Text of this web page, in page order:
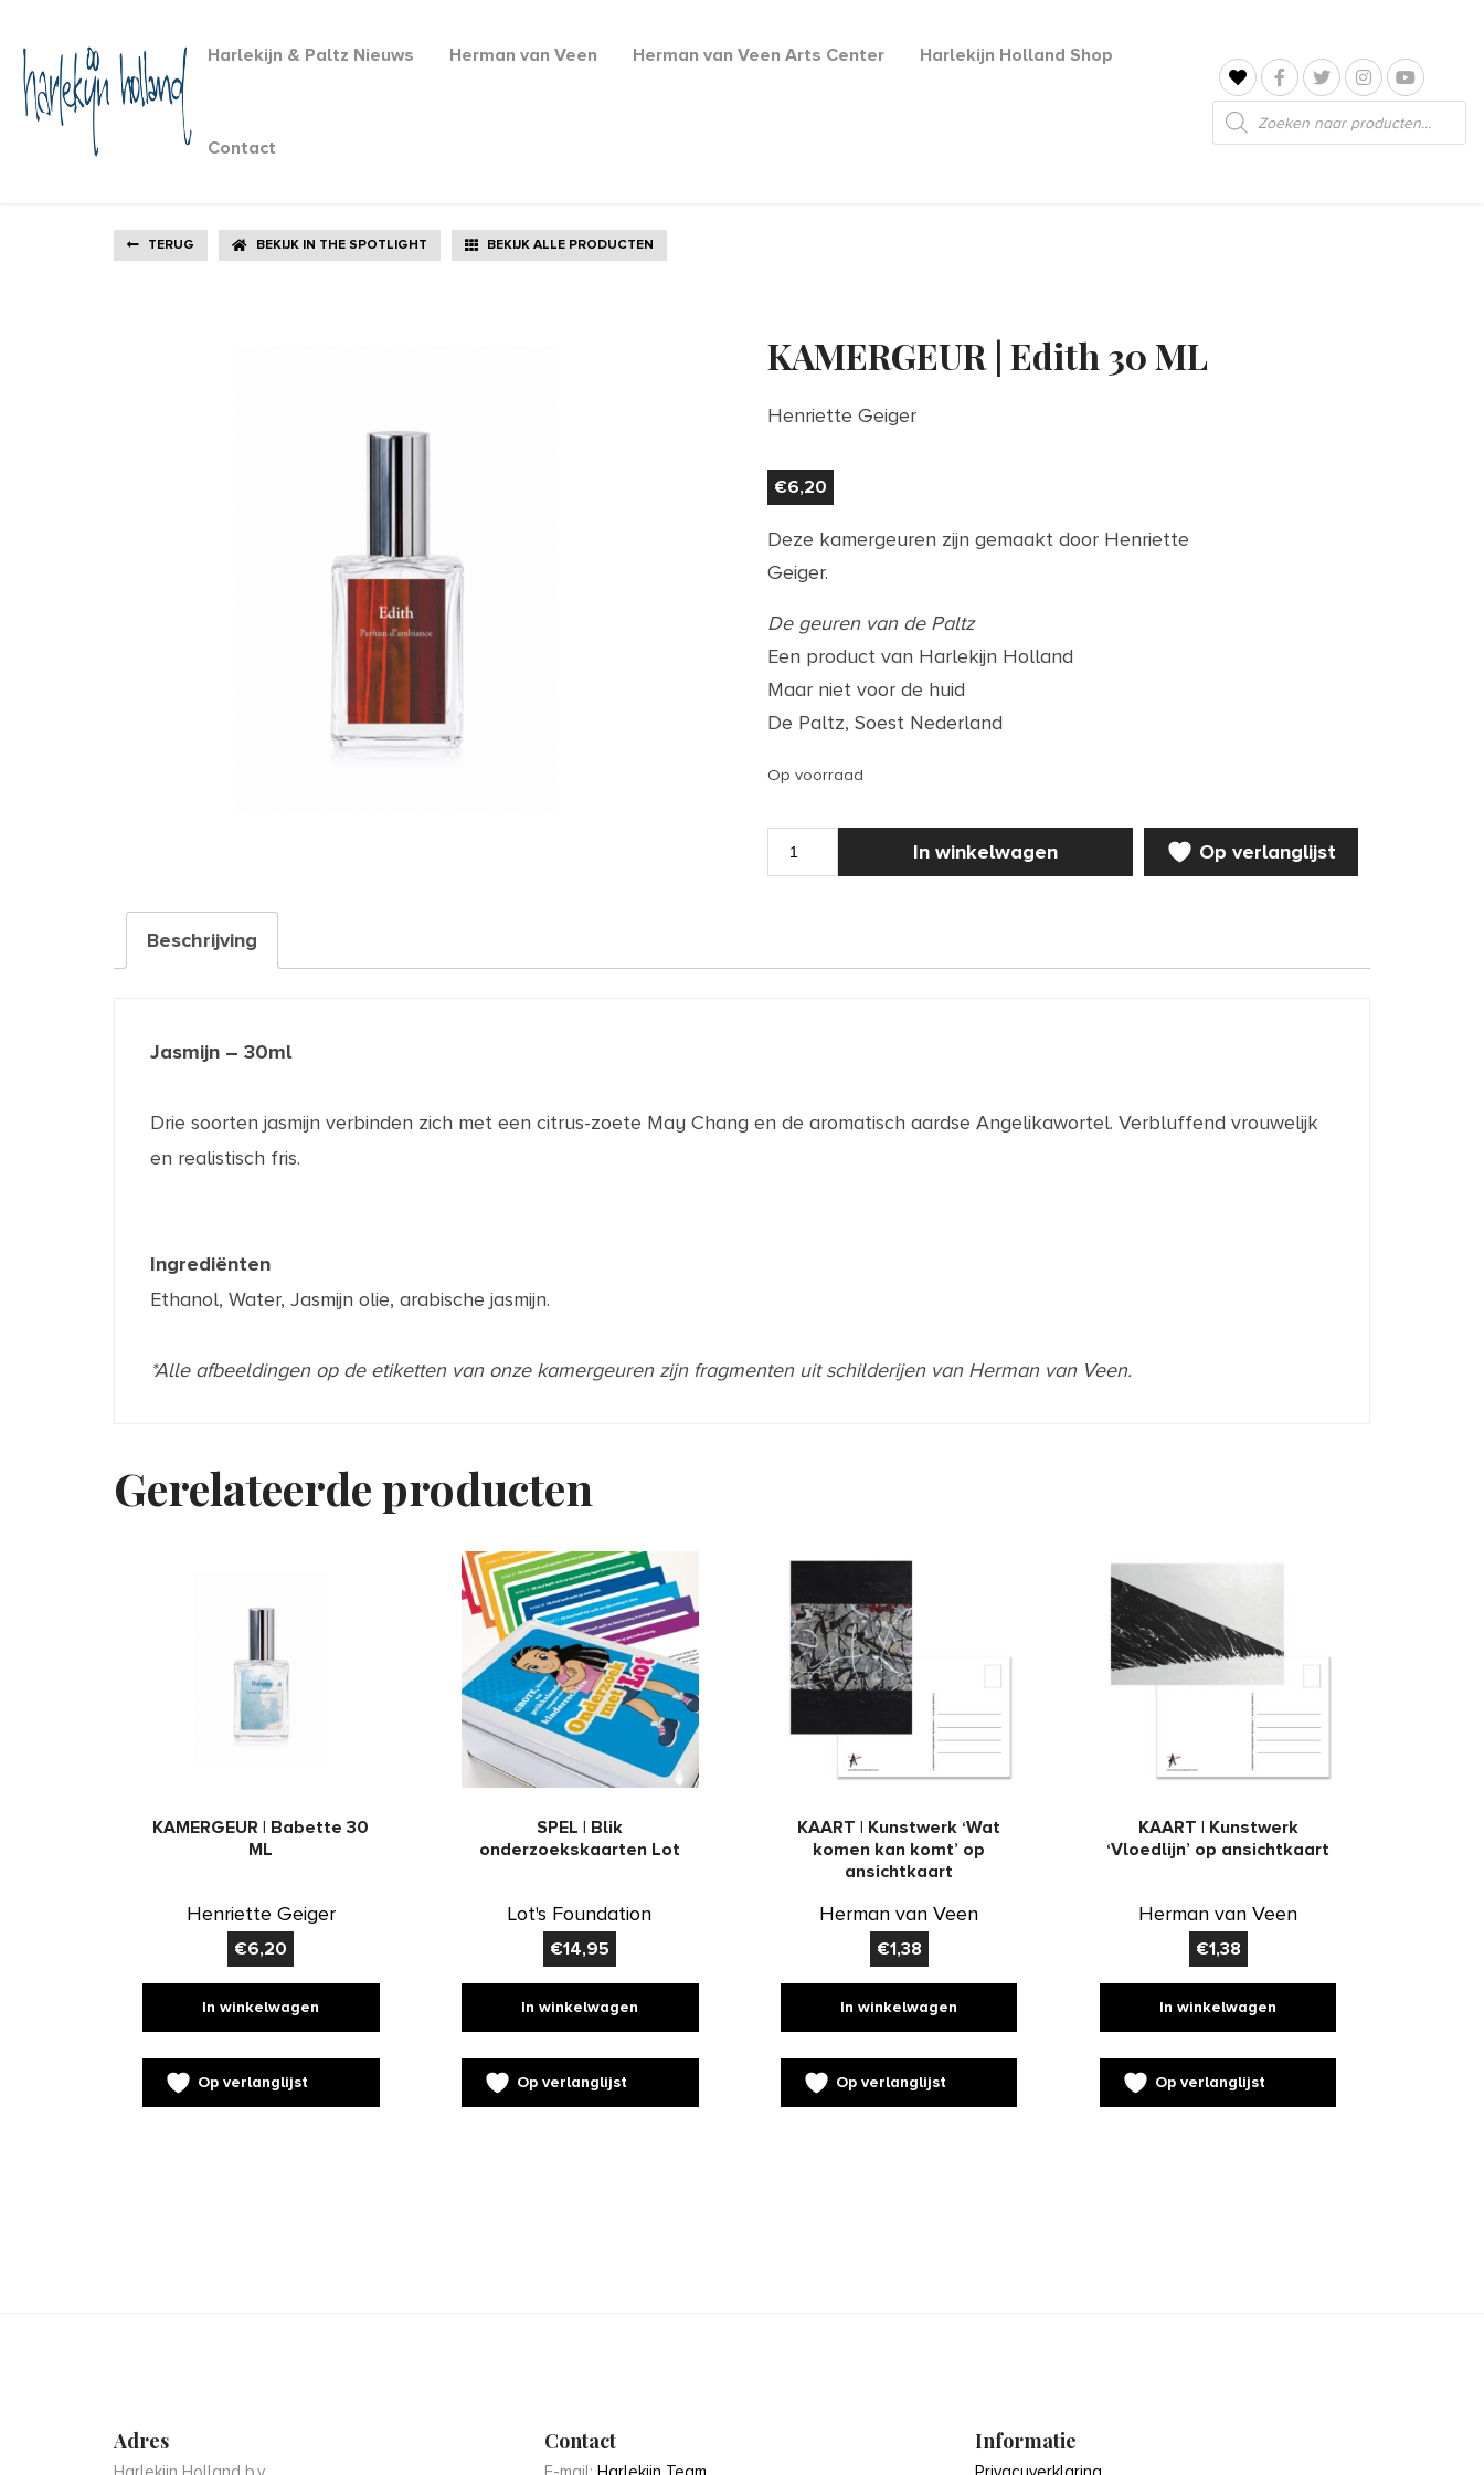
Harlekijn & Paltz Nieuws Herman van Veen Herman van Veen Arts Center Harlekijn Holland Shop
Contact
Producten
zoeken
TERUG BEKIJK IN THE SPOTLIGHT BEKIJK ALLE PRODUCTEN
KAMERGEUR | Edith 30 ML
Henriette Geiger
€6,20
Deze kamergeuren zijn gemaakt door Henriette
Geiger.
De geuren van de Paltz
Een product van Harlekijn Holland
Maar niet voor de huid
De Paltz, Soest Nederland
Op voorraad
KAMERGEUR
Edith
In winkelwagen Op verlanglijst
Beschrijving
Jasmijn – 30ml
Drie soorten jasmijn verbinden zich met een citrus-zoete May Chang en de aromatisch aardse Angelikawortel. Verbluffend vrouwelijk
en realistisch fris.
Ingrediënten
Ethanol, Water, Jasmijn olie, arabische jasmijn.
*Alle afbeeldingen op de etiketten van onze kamergeuren zijn fragmenten uit schilderijen van Herman van Veen.
Gerelateerde producten
KAMERGEUR | Babette 30
ML
Henriette Geiger
€6,20
In winkelwagen
Op verlanglijst
SPEL | Blik
onderzoekskaarten Lot
Lot's Foundation
€14,95
In winkelwagen
Op verlanglijst
KAART | Kunstwerk ‘Wat
komen kan komt’ op
ansichtkaart
Herman van Veen
€1,38
In winkelwagen
Op verlanglijst
KAART | Kunstwerk
‘Vloedlijn’ op ansichtkaart
Herman van Veen
€1,38
In winkelwagen
Op verlanglijst
Adres Contact Informatie